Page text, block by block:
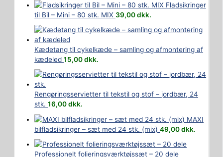
Fladsikringer
til Bil – Mini – 80 stk. MIX 39,00dkk.
Kædetang til cykelkæde – samling og afmontering af
kædeled 15,00dkk.
Rengøringsservietter til tekstil og stof – jordbær, 24
stk. 16,00dkk.
MAXI
bilfladsikringer – sæt med 24 stk. (mix) 49,00dkk.
Professionelt folieringsværktøjssæt – 20 dele